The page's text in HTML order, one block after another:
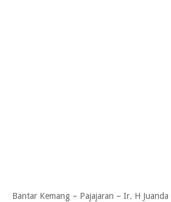
Bantar Kemang – Pajajaran – Ir. H Juanda